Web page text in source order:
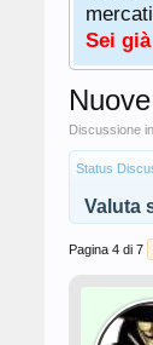
Sei
Discussione
Status
Valuta
Pagina 4 di 7